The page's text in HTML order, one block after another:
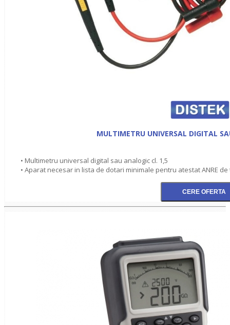
MULTIMETRU UNIVERSAL DIGITAL
• Multimetru universal digital sau analogic cl. 1,5
• Aparat necesar in lista de dotari minimale pentru atestat ANRE de